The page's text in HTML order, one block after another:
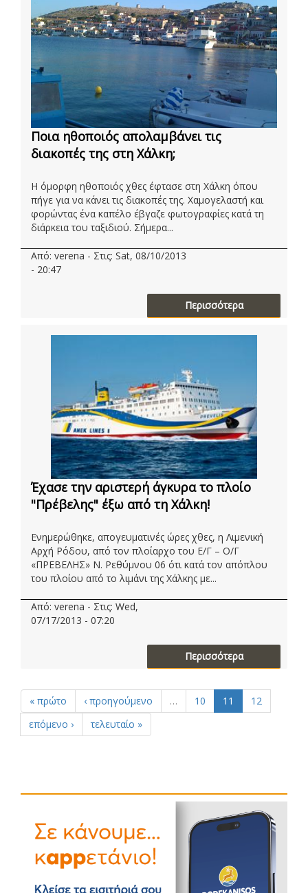
Ποια ηθοποιός απολαμβάνει τις
διακοπές της στη Χάλκη;
Η όμορφη ηθοποιός χθες έφτασε στη Χάλκη όπου
πήγε για να κάνει τις διακοπές της. Χαμογελαστή και
φορώντας ένα καπέλο έβγαζε φωτογραφίες κατά τη
διάρκεια του ταξιδιού. Σήμερα...
Από: verena - Στις: Sat, 08/10/2013
- 20:47
Περισσότερα
Έχασε την αριστερή άγκυρα το πλοίο
"Πρέβελης" έξω από τη Χάλκη!
Ενημερώθηκε, απογευματινές ώρες χθες, η Λιμενική
Αρχή Ρόδου, από τον πλοίαρχο του Ε/Γ – Ο/Γ
«ΠΡΕΒΕΛΗΣ» Ν. Ρεθύμνου 06 ότι κατά τον απόπλου
του πλοίου από το λιμάνι της Χάλκης με...
Από: verena - Στις: Wed,
07/17/2013 - 07:20
Περισσότερα
« πρώτο ‹ προηγούμενο … 10 11
12
επόμενο ›
τελευταίο »